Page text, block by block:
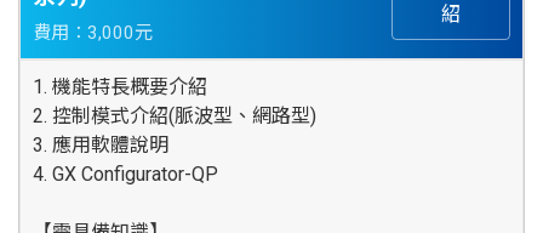
費用：3,000元
紹
1. 機能特長概要介紹
2. 控制模式介紹(脈波型、網路型)
3. 應用軟體說明
4. GX Configurator-QP